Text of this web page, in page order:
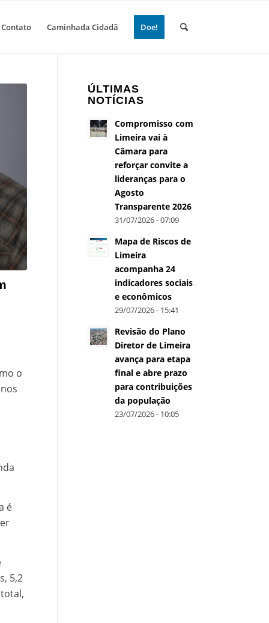
Contato Caminhada Cidadã Doe!
o
é
5,2
ÚLTIMAS
NOTÍCIAS
Compromisso com
Limeira vai à
Câmara para
reforçar convite a
lideranças para o
Agosto
Transparente 2026
31/07/2026 - 07:09
Mapa de Riscos de
Limeira
acompanha 24
indicadores sociais
e econômicos
29/07/2026 - 15:41
Revisão do Plano
Diretor de Limeira
avança para etapa
final e abre prazo
para contribuições
da população
23/07/2026 - 10:05